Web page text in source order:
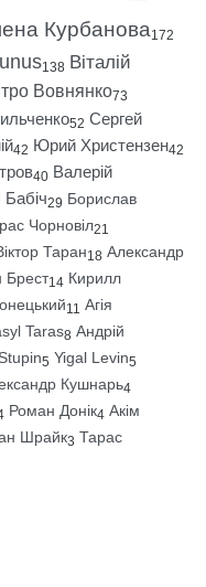
Курбанова172
138 Віталій
Вовнянко73
52 Сергей
42 Юрий Христензен42
40 Валерій
Бабіч29 Борислав
Чорновіл21
Таран18 Александр
Брест14 Кирилл
11 Агія
Taras8 Андрій
5 Yigal Levin5
Кушнарь4
Роман Донік4 Акім
Шрайк3 Тарас